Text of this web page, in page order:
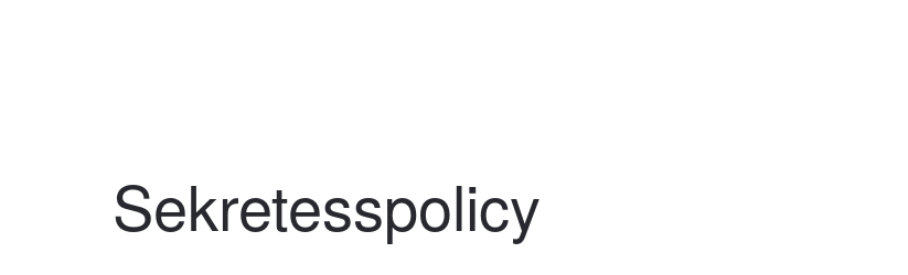
Sekretesspolicy